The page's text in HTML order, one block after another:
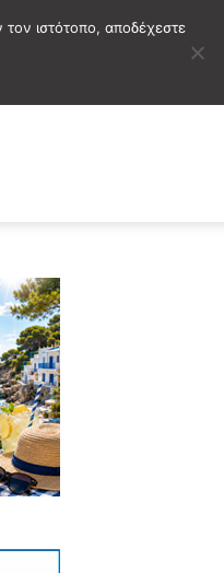
ιστότοπο, αποδέχεστε